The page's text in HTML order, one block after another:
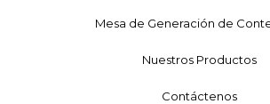
Mesa de Generación de
Nuestros Productos
Contáctenos